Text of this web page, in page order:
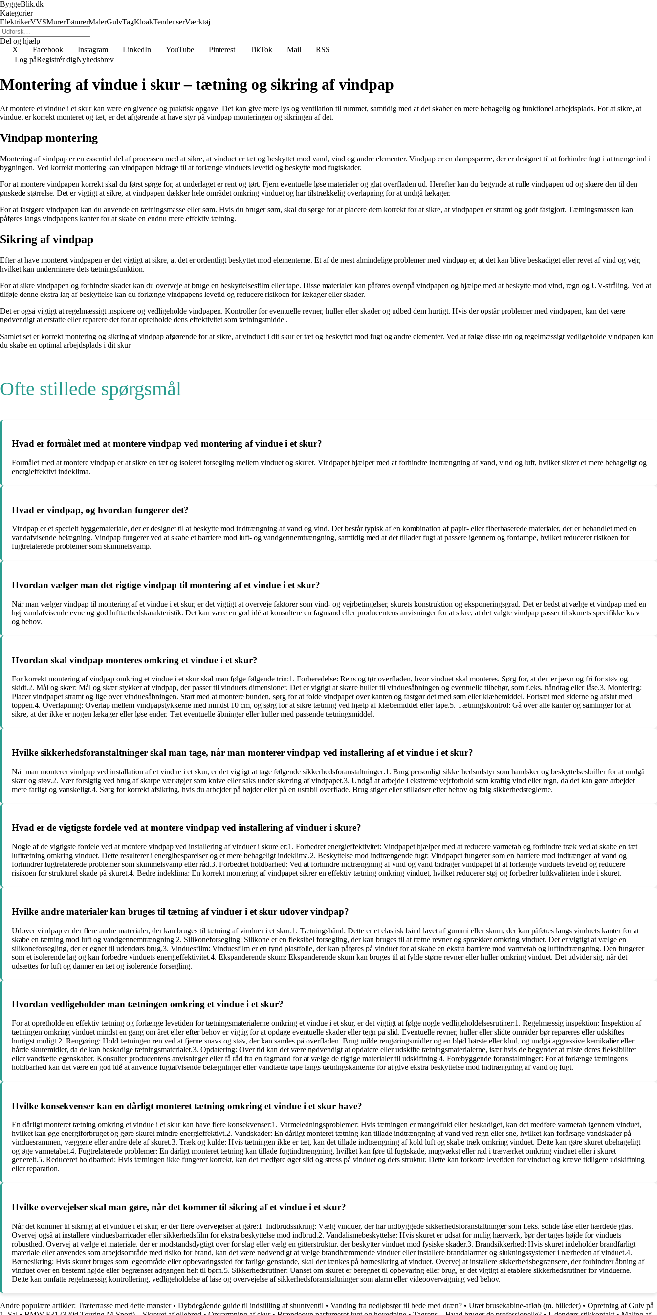
ByggeBlik.dk
Kategorier
ElektrikerVVSMurerTømrerMalerGulvTagKloakTendenserVærktøj
Del og hjælp
X
Facebook Instagram LinkedIn YouTube Pinterest TikTok Mail
RSS
Log påRegistrér digNyhedsbrev
Montering af vindue i skur – tætning og sikring af vindpap
At montere et vindue i et skur kan være en givende og praktisk opgave. Det kan give mere lys og ventilation til rummet, samtidig med at det skaber en mere behagelig og funktionel arbejdsplads. For at sikre, at
vinduet er korrekt monteret og tæt, er det afgørende at have styr på vindpap monteringen og sikringen af det.
Vindpap montering
Montering af vindpap er en essentiel del af processen med at sikre, at vinduet er tæt og beskyttet mod vand, vind og andre elementer. Vindpap er en dampspærre, der er designet til at forhindre fugt i at trænge ind i
bygningen. Ved korrekt montering kan vindpapen bidrage til at forlænge vinduets levetid og beskytte mod fugtskader.
For at montere vindpapen korrekt skal du først sørge for, at underlaget er rent og tørt. Fjern eventuelle løse materialer og glat overfladen ud. Herefter kan du begynde at rulle vindpapen ud og skære den til den
ønskede størrelse. Det er vigtigt at sikre, at vindpapen dækker hele området omkring vinduet og har tilstrækkelig overlapning for at undgå lækager.
For at fastgøre vindpapen kan du anvende en tætningsmasse eller søm. Hvis du bruger søm, skal du sørge for at placere dem korrekt for at sikre, at vindpapen er stramt og godt fastgjort. Tætningsmassen kan
påføres langs vindpapens kanter for at skabe en endnu mere effektiv tætning.
Sikring af vindpap
Efter at have monteret vindpapen er det vigtigt at sikre, at det er ordentligt beskyttet mod elementerne. Et af de mest almindelige problemer med vindpap er, at det kan blive beskadiget eller revet af vind og vejr,
hvilket kan underminere dets tætningsfunktion.
For at sikre vindpapen og forhindre skader kan du overveje at bruge en beskyttelsesfilm eller tape. Disse materialer kan påføres ovenpå vindpapen og hjælpe med at beskytte mod vind, regn og UV-stråling. Ved at
tilføje denne ekstra lag af beskyttelse kan du forlænge vindpapens levetid og reducere risikoen for lækager eller skader.
Det er også vigtigt at regelmæssigt inspicere og vedligeholde vindpapen. Kontroller for eventuelle revner, huller eller skader og udbed dem hurtigt. Hvis der opstår problemer med vindpapen, kan det være
nødvendigt at erstatte eller reparere det for at opretholde dens effektivitet som tætningsmiddel.
Samlet set er korrekt montering og sikring af vindpap afgørende for at sikre, at vinduet i dit skur er tæt og beskyttet mod fugt og andre elementer. Ved at følge disse trin og regelmæssigt vedligeholde vindpapen kan
du skabe en optimal arbejdsplads i dit skur.
Ofte stillede spørgsmål
Hvad er formålet med at montere vindpap ved montering af vindue i et skur?
Formålet med at montere vindpap er at sikre en tæt og isoleret forsegling mellem vinduet og skuret. Vindpapet hjælper med at forhindre indtrængning af vand, vind og luft, hvilket sikrer et mere behageligt og
energieffektivt indeklima.
Hvad er vindpap, og hvordan fungerer det?
Vindpap er et specielt byggemateriale, der er designet til at beskytte mod indtrængning af vand og vind. Det består typisk af en kombination af papir- eller fiberbaserede materialer, der er behandlet med en
vandafvisende belægning. Vindpap fungerer ved at skabe et barriere mod luft- og vandgennemtrængning, samtidig med at det tillader fugt at passere igennem og fordampe, hvilket reducerer risikoen for
fugtrelaterede problemer som skimmelsvamp.
Hvordan vælger man det rigtige vindpap til montering af et vindue i et skur?
Når man vælger vindpap til montering af et vindue i et skur, er det vigtigt at overveje faktorer som vind- og vejrbetingelser, skurets konstruktion og eksponeringsgrad. Det er bedst at vælge et vindpap med en
høj vandafvisende evne og god lufttæthedskarakteristik. Det kan være en god idé at konsultere en fagmand eller producentens anvisninger for at sikre, at det valgte vindpap passer til skurets specifikke krav
og behov.
Hvordan skal vindpap monteres omkring et vindue i et skur?
For korrekt montering af vindpap omkring et vindue i et skur skal man følge følgende trin:1. Forberedelse: Rens og tør overfladen, hvor vinduet skal monteres. Sørg for, at den er jævn og fri for støv og
skidt.2. Mål og skær: Mål og skær stykker af vindpap, der passer til vinduets dimensioner. Det er vigtigt at skære huller til vinduesåbningen og eventuelle tilbehør, som f.eks. håndtag eller låse.3. Montering:
Placer vindpapet stramt og lige over vinduesåbningen. Start med at montere bunden, sørg for at folde vindpapet over kanten og fastgør det med søm eller klæbemiddel. Fortsæt med siderne og afslut med
toppen.4. Overlapning: Overlap mellem vindpapstykkerne med mindst 10 cm, og sørg for at sikre tætning ved hjælp af klæbemiddel eller tape.5. Tætningskontrol: Gå over alle kanter og samlinger for at
sikre, at der ikke er nogen lækager eller løse ender. Tæt eventuelle åbninger eller huller med passende tætningsmiddel.
Hvilke sikkerhedsforanstaltninger skal man tage, når man monterer vindpap ved installering af et vindue i et skur?
Når man monterer vindpap ved installation af et vindue i et skur, er det vigtigt at tage følgende sikkerhedsforanstaltninger:1. Brug personligt sikkerhedsudstyr som handsker og beskyttelsesbriller for at undgå
skær og støv.2. Vær forsigtig ved brug af skarpe værktøjer som knive eller saks under skæring af vindpapet.3. Undgå at arbejde i ekstreme vejrforhold som kraftig vind eller regn, da det kan gøre arbejdet
mere farligt og vanskeligt.4. Sørg for korrekt afsikring, hvis du arbejder på højder eller på en ustabil overflade. Brug stiger eller stilladser efter behov og følg sikkerhedsreglerne.
Hvad er de vigtigste fordele ved at montere vindpap ved installering af vinduer i skure?
Nogle af de vigtigste fordele ved at montere vindpap ved installering af vinduer i skure er:1. Forbedret energieffektivitet: Vindpapet hjælper med at reducere varmetab og forhindre træk ved at skabe en tæt
lufttætning omkring vinduet. Dette resulterer i energibesparelser og et mere behageligt indeklima.2. Beskyttelse mod indtrængende fugt: Vindpapet fungerer som en barriere mod indtrængen af vand og
forhindrer fugtrelaterede problemer som skimmelsvamp eller råd.3. Forbedret holdbarhed: Ved at forhindre indtrængning af vind og vand bidrager vindpapet til at forlænge vinduets levetid og reducere
risikoen for strukturel skade på skuret.4. Bedre indeklima: En korrekt montering af vindpapet sikrer en effektiv tætning omkring vinduet, hvilket reducerer støj og forbedrer luftkvaliteten inde i skuret.
Hvilke andre materialer kan bruges til tætning af vinduer i et skur udover vindpap?
Udover vindpap er der flere andre materialer, der kan bruges til tætning af vinduer i et skur:1. Tætningsbånd: Dette er et elastisk bånd lavet af gummi eller skum, der kan påføres langs vinduets kanter for at
skabe en tætning mod luft og vandgennemtrængning.2. Silikoneforsegling: Silikone er en fleksibel forsegling, der kan bruges til at tætne revner og sprækker omkring vinduet. Det er vigtigt at vælge en
silikoneforsegling, der er egnet til udendørs brug.3. Vinduesfilm: Vinduesfilm er en tynd plastfolie, der kan påføres på vinduet for at skabe en ekstra barriere mod varmetab og luftindtrængning. Den fungerer
som et isolerende lag og kan forbedre vinduets energieffektivitet.4. Ekspanderende skum: Ekspanderende skum kan bruges til at fylde større revner eller huller omkring vinduet. Det udvider sig, når det
udsættes for luft og danner en tæt og isolerende forsegling.
Hvordan vedligeholder man tætningen omkring et vindue i et skur?
For at opretholde en effektiv tætning og forlænge levetiden for tætningsmaterialerne omkring et vindue i et skur, er det vigtigt at følge nogle vedligeholdelsesrutiner:1. Regelmæssig inspektion: Inspektion af
tætningen omkring vinduet mindst en gang om året eller efter behov er vigtig for at opdage eventuelle skader eller tegn på slid. Eventuelle revner, huller eller slidte områder bør repareres eller udskiftes
hurtigst muligt.2. Rengøring: Hold tætningen ren ved at fjerne snavs og støv, der kan samles på overfladen. Brug milde rengøringsmidler og en blød børste eller klud, og undgå aggressive kemikalier eller
hårde skuremidler, da de kan beskadige tætningsmaterialet.3. Opdatering: Over tid kan det være nødvendigt at opdatere eller udskifte tætningsmaterialerne, især hvis de begynder at miste deres fleksibilitet
eller vandtætte egenskaber. Konsulter producentens anvisninger eller få råd fra en fagmand for at vælge de rigtige materialer til udskiftning.4. Forebyggende foranstaltninger: For at forlænge tætningens
holdbarhed kan det være en god idé at anvende fugtafvisende belægninger eller vandtætte tape langs tætningskanterne for at give ekstra beskyttelse mod indtrængning af vand og fugt.
Hvilke konsekvenser kan en dårligt monteret tætning omkring et vindue i et skur have?
En dårligt monteret tætning omkring et vindue i et skur kan have flere konsekvenser:1. Varmeledningsproblemer: Hvis tætningen er mangelfuld eller beskadiget, kan det medføre varmetab igennem vinduet,
hvilket kan øge energiforbruget og gøre skuret mindre energieffektivt.2. Vandskader: En dårligt monteret tætning kan tillade indtrængning af vand ved regn eller sne, hvilket kan forårsage vandskader på
vinduesrammen, væggene eller andre dele af skuret.3. Træk og kulde: Hvis tætningen ikke er tæt, kan det tillade indtrængning af kold luft og skabe træk omkring vinduet. Dette kan gøre skuret ubehageligt
og øge varmetabet.4. Fugtrelaterede problemer: En dårligt monteret tætning kan tillade fugtindtrængning, hvilket kan føre til fugtskade, mugvækst eller råd i træværket omkring vinduet eller i skuret
generelt.5. Reduceret holdbarhed: Hvis tætningen ikke fungerer korrekt, kan det medføre øget slid og stress på vinduet og dets struktur. Dette kan forkorte levetiden for vinduet og kræve tidligere udskiftning
eller reparation.
Hvilke overvejelser skal man gøre, når det kommer til sikring af et vindue i et skur?
Når det kommer til sikring af et vindue i et skur, er der flere overvejelser at gøre:1. Indbrudssikring: Vælg vinduer, der har indbyggede sikkerhedsforanstaltninger som f.eks. solide låse eller hærdede glas.
Overvej også at installere vinduesbarricader eller sikkerhedsfilm for ekstra beskyttelse mod indbrud.2. Vandalismebeskyttelse: Hvis skuret er udsat for mulig hærværk, bør der tages højde for vinduets
robusthed. Overvej at vælge et materiale, der er modstandsdygtigt over for slag eller vælg en gitterstruktur, der beskytter vinduet mod fysiske skader.3. Brandsikkerhed: Hvis skuret indeholder brandfarligt
materiale eller anvendes som arbejdsområde med risiko for brand, kan det være nødvendigt at vælge brandhæmmende vinduer eller installere brandalarmer og slukningssystemer i nærheden af vinduet.4.
Børnesikring: Hvis skuret bruges som legeområde eller opbevaringssted for farlige genstande, skal der tænkes på børnesikring af vinduet. Overvej at installere sikkerhedsbegrænsere, der forhindrer åbning af
vinduet over en bestemt højde eller begrænser adgangen helt til børn.5. Sikkerhedsrutiner: Uanset om skuret er beregnet til opbevaring eller brug, er det vigtigt at etablere sikkerhedsrutiner for vinduerne.
Dette kan omfatte regelmæssig kontrollering, vedligeholdelse af låse og overvejelse af sikkerhedsforanstaltninger som alarm eller videoovervågning ved behov.
Andre populære artikler: Træterrasse med dette mønster• Dybdegående guide til indstilling af shuntventil • Vanding fra nedløbsrør til bede med dræn? • Utæt brusekabine-afløb (m. billeder) • Opretning af Gulv på